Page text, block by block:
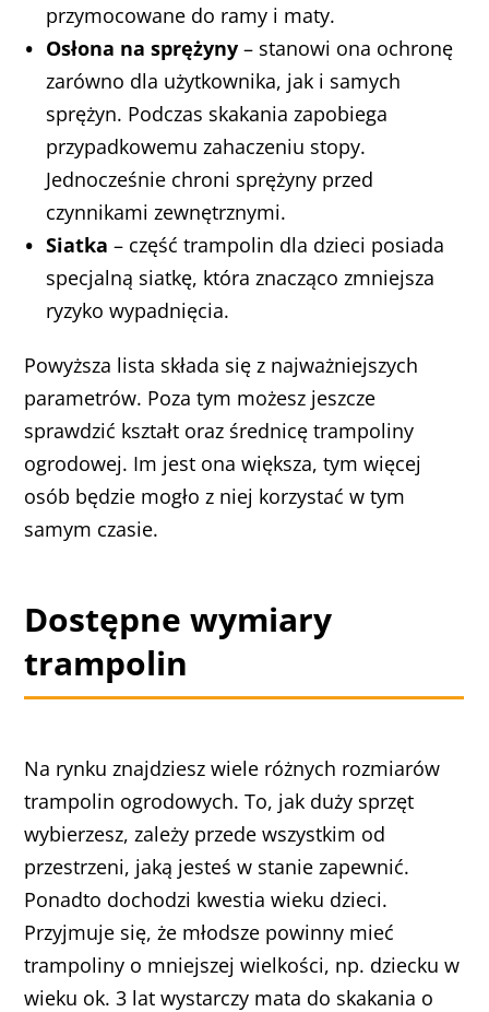
przymocowane do ramy i maty.
Osłona na sprężyny– stanowi ona ochronę
zarówno dla użytkownika, jak i samych
sprężyn. Podczas skakania zapobiega
przypadkowemu zahaczeniu stopy.
Jednocześnie chroni sprężyny przed
czynnikami zewnętrznymi.
Siatka– część trampolin dla dzieci posiada
specjalną siatkę, która znacząco zmniejsza
ryzyko wypadnięcia.
Powyższa lista składa się z najważniejszych
parametrów. Poza tym możesz jeszcze
sprawdzić kształt oraz średnicę trampoliny
ogrodowej. Im jest ona większa, tym więcej
osób będzie mogło z niej korzystać w tym
samym czasie.
Dostępne wymiary
trampolin
Na rynku znajdziesz wiele różnych rozmiarów
trampolin ogrodowych. To, jak duży sprzęt
wybierzesz, zależy przede wszystkim od
przestrzeni, jaką jesteś w stanie zapewnić.
Ponadto dochodzi kwestia wieku dzieci.
Przyjmuje się, że młodsze powinny mieć
trampoliny o mniejszej wielkości, np. dziecku w
wieku ok. 3 lat wystarczy mata do skakania o